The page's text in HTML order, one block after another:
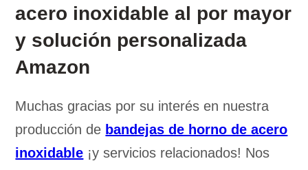
acero inoxidable al por mayor
y solución personalizada
Amazon
Muchas gracias por su interés en nuestra
producción de bandejas de horno de acero
inoxidable ¡y servicios relacionados! Nos